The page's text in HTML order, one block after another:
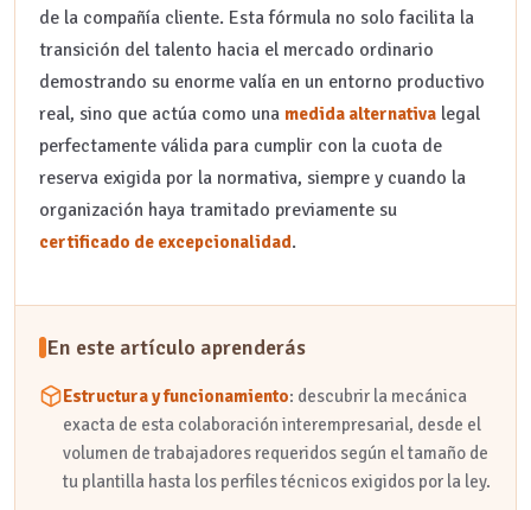
para conformar estos equipos?
¿Qué duración y prórrogas contempla esta lismi actualizada para la
cooperación interempresarial?
¿De qué manera ayuda esta prestacion lismi a garantizar la legalidad y
el cumplimiento normativo?
¿Qué resultados tangibles se obtienen al aplicar la lismi discapacidad
a través de este modelo?
de la compañía cliente. Esta fórmula no solo facilita la
transición del talento hacia el mercado ordinario
demostrando su enorme valía en un entorno productivo
real, sino que actúa como una medida alternativa legal
perfectamente válida para cumplir con la cuota de
reserva exigida por la normativa, siempre y cuando la
organización haya tramitado previamente su
certificado de excepcionalidad.
En este artículo aprenderás
Estructura y funcionamiento: descubrir la mecánica
exacta de esta colaboración interempresarial, desde el
volumen de trabajadores requeridos según el tamaño de
tu plantilla hasta los perfiles técnicos exigidos por la ley.